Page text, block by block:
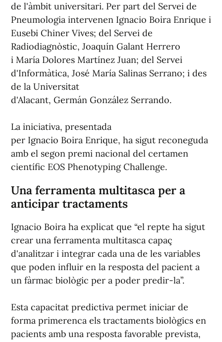
de l'àmbit universitari. Per part del Servei de
Pneumologia intervenen Ignacio Boira Enrique i
Eusebi Chiner Vives; del Servei de
Radiodiagnòstic, Joaquín Galant Herrero
i María Dolores Martínez Juan; del Servei
d'Informàtica, José María Salinas Serrano; i des
de la Universitat
d'Alacant, Germán González Serrando.
La iniciativa, presentada
per Ignacio Boira Enrique, ha sigut reconeguda
amb el segon premi nacional del certamen
científic EOS Phenotyping Challenge.
Una ferramenta multitasca per a
anticipar tractaments
Ignacio Boira ha explicat que “el repte ha sigut
crear una ferramenta multitasca capaç
d'analitzar i integrar cada una de les variables
que poden influir en la resposta del pacient a
un fàrmac biològic per a poder predir-la”.
Esta capacitat predictiva permet iniciar de
forma primerenca els tractaments biològics en
pacients amb una resposta favorable prevista,